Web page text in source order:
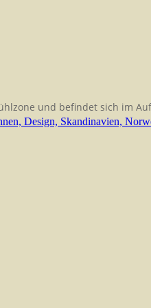
und befindet sich im